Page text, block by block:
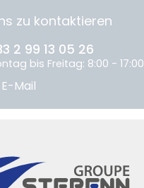
zu kontaktieren
2 99 13 05 26
bis Freitag: 8:00 - 17:00
Mail